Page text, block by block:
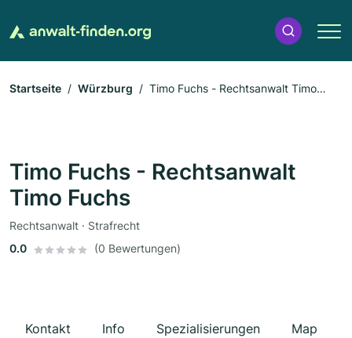
Startseite Würzburg
Timo Fuchs - Rechtsanwalt Timo
Timo Fuchs - Rechtsanwalt
Timo Fuchs
Rechtsanwalt · Strafrecht
0.0
(0 Bewertungen)
Kontakt Info Spezialisierungen Map